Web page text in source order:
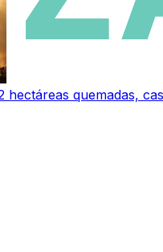
hectáreas quemadas,